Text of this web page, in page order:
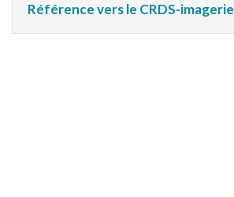
Référence vers le CRDS-imagerie